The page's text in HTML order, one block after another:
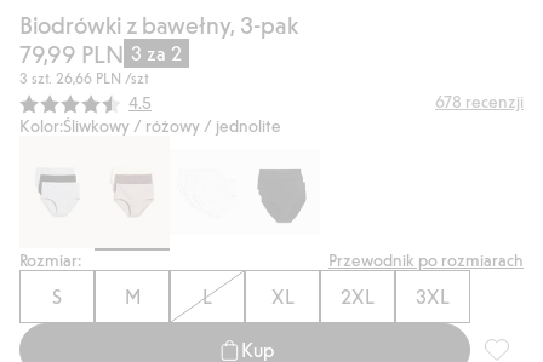
Biodrówki z bawełny, 3-pak
79,99 PLN 3 za 2
3 szt. 26,66 PLN /szt
Średnia ocena:
4.5 678 recenzji
Kolor:Śliwkowy / różowy / jednolite
Rozmiar: Przewodnik po rozmiarach
S M L XL 2XL 3XL
Kup